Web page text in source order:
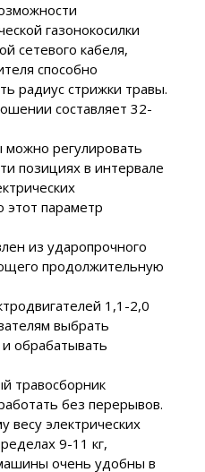
газонокосилки
сетевого кабеля,
способно
радиус стрижки травы.
составляет 32-
можно регулировать
позициях в интервале
этот параметр
из ударопрочного
продолжительную
1,1-2,0
выбрать
обрабатывать
травосборник
без перерывов.
весу электрических
9-11 кг,
очень удобны в